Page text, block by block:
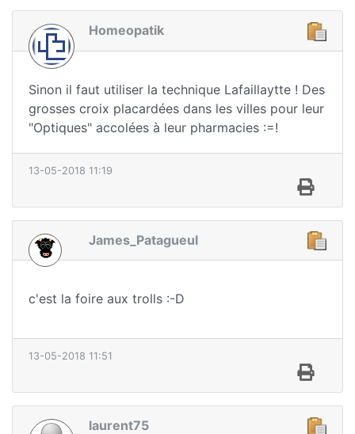
Homeopatik
Sinon il faut utiliser la technique Lafaillaytte ! Des
grosses croix placardées dans les villes pour leur
"Optiques" accolées à leur pharmacies :=!
13-05-2018 11:19
James_Patagueul
c'est la foire aux trolls :-D
13-05-2018 11:51
laurent75